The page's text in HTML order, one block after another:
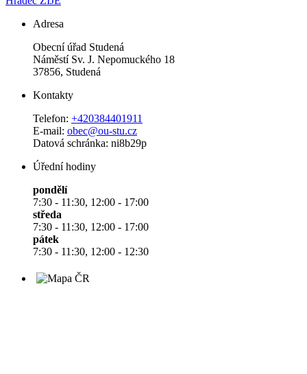
Adresa
Obecní úřad Studená
Náměstí Sv. J. Nepomuckého 18
37856, Studená
Kontakty
Telefon: +420384401911
E-mail: obec@ou-stu.cz
Datová schránka: ni8b29p
Úřední hodiny
pondělí
7:30 - 11:30, 12:00 - 17:00
středa
7:30 - 11:30, 12:00 - 17:00
pátek
7:30 - 11:30, 12:00 - 12:30